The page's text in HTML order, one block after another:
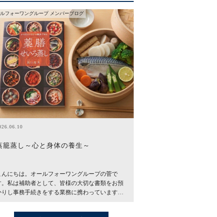
フォーワングループ メンバーブログ
籠蒸し～心と身体の養生～
んにちは。オールフォーワングループの菅で
。私は補助者として、皆様の大切な書類をお預
りし事務手続きをする業務に携わっています…